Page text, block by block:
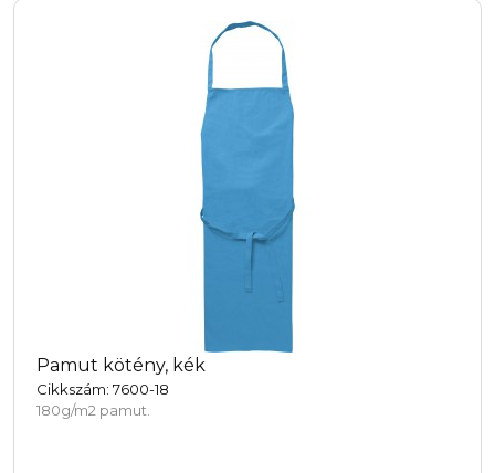
Pamut kötény, kék
Cikkszám: 7600-18
180g/m2 pamut.